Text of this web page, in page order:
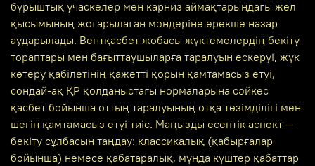
бұрыштық учаскелер мен карниз аймақтарындағы жел
қысымының жоғарылаған мәндеріне ерекше назар
аударылады. Вентқасбет жобасы жүктемелердің бекіту
тораптары мен бағыттаушыларға таралуын ескеруі, жүк
көтеру қабілетінің қажетті қорын қамтамасыз етуі,
сондай-ақ ҚР қолданыстағы нормаларына сәйкес
қасбет бойынша оттың таралуының отқа төзімділігі мен
шегін қамтамасыз етуі тиіс. Маңызды есептік аспект —
бекіту сұлбасын таңдау: классикалық (қабырғалар
бойынша) немесе қабатаралық, мұнда күштер қабаттар